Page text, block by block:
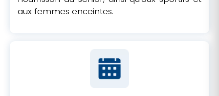
aux femmes enceintes.